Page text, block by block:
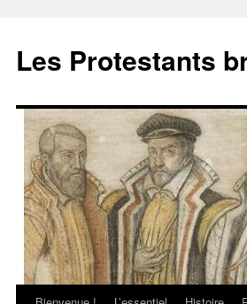
contenu
Les Protestants